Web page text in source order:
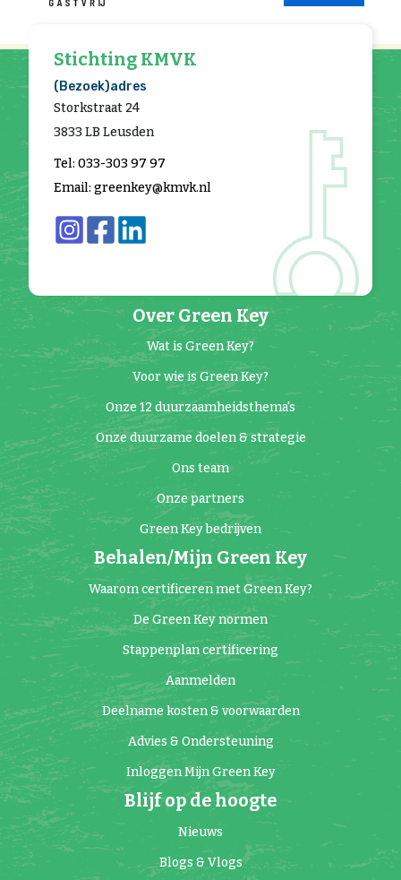
Over Green Key
Wat is Green Key?
Voor wie is Green Key?
Onze 12 duurzaamheidsthema's
Onze duurzame doelen & strategie
Ons team
Onze partners
Green Key bedrijven
Behalen/Mijn Green Key
Waarom certificeren met Green Key?
De Green Key normen
Stappenplan certificering
Aanmelden
Deelname kosten & voorwaarden
Advies & Ondersteuning
Inloggen Mijn Green Key
Blijf op de hoogte
Nieuws
Blogs & Vlogs
Stichting KMVK
(Bezoek)adres
Storkstraat 24
3833 LB Leusden
Tel: 033-303 97 97
Email: greenkey@kmvk.nl